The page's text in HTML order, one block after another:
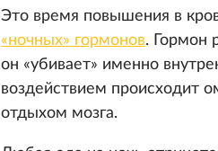
Это время повышения в
«ночных» гормонов. Гормон
он «убивает» именно
воздействием происходит
отдыхом мозга.